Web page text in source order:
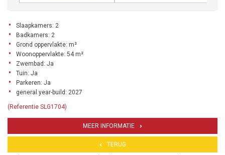
Slaapkamers: 2
Badkamers: 2
Grond oppervlakte: m²
Woonoppervlakte: 54 m²
Zwembad: Ja
Tuin: Ja
Parkeren: Ja
general.year-build: 2027
(Referentie SLG1704)
MEER INFORMATIE
TERUG